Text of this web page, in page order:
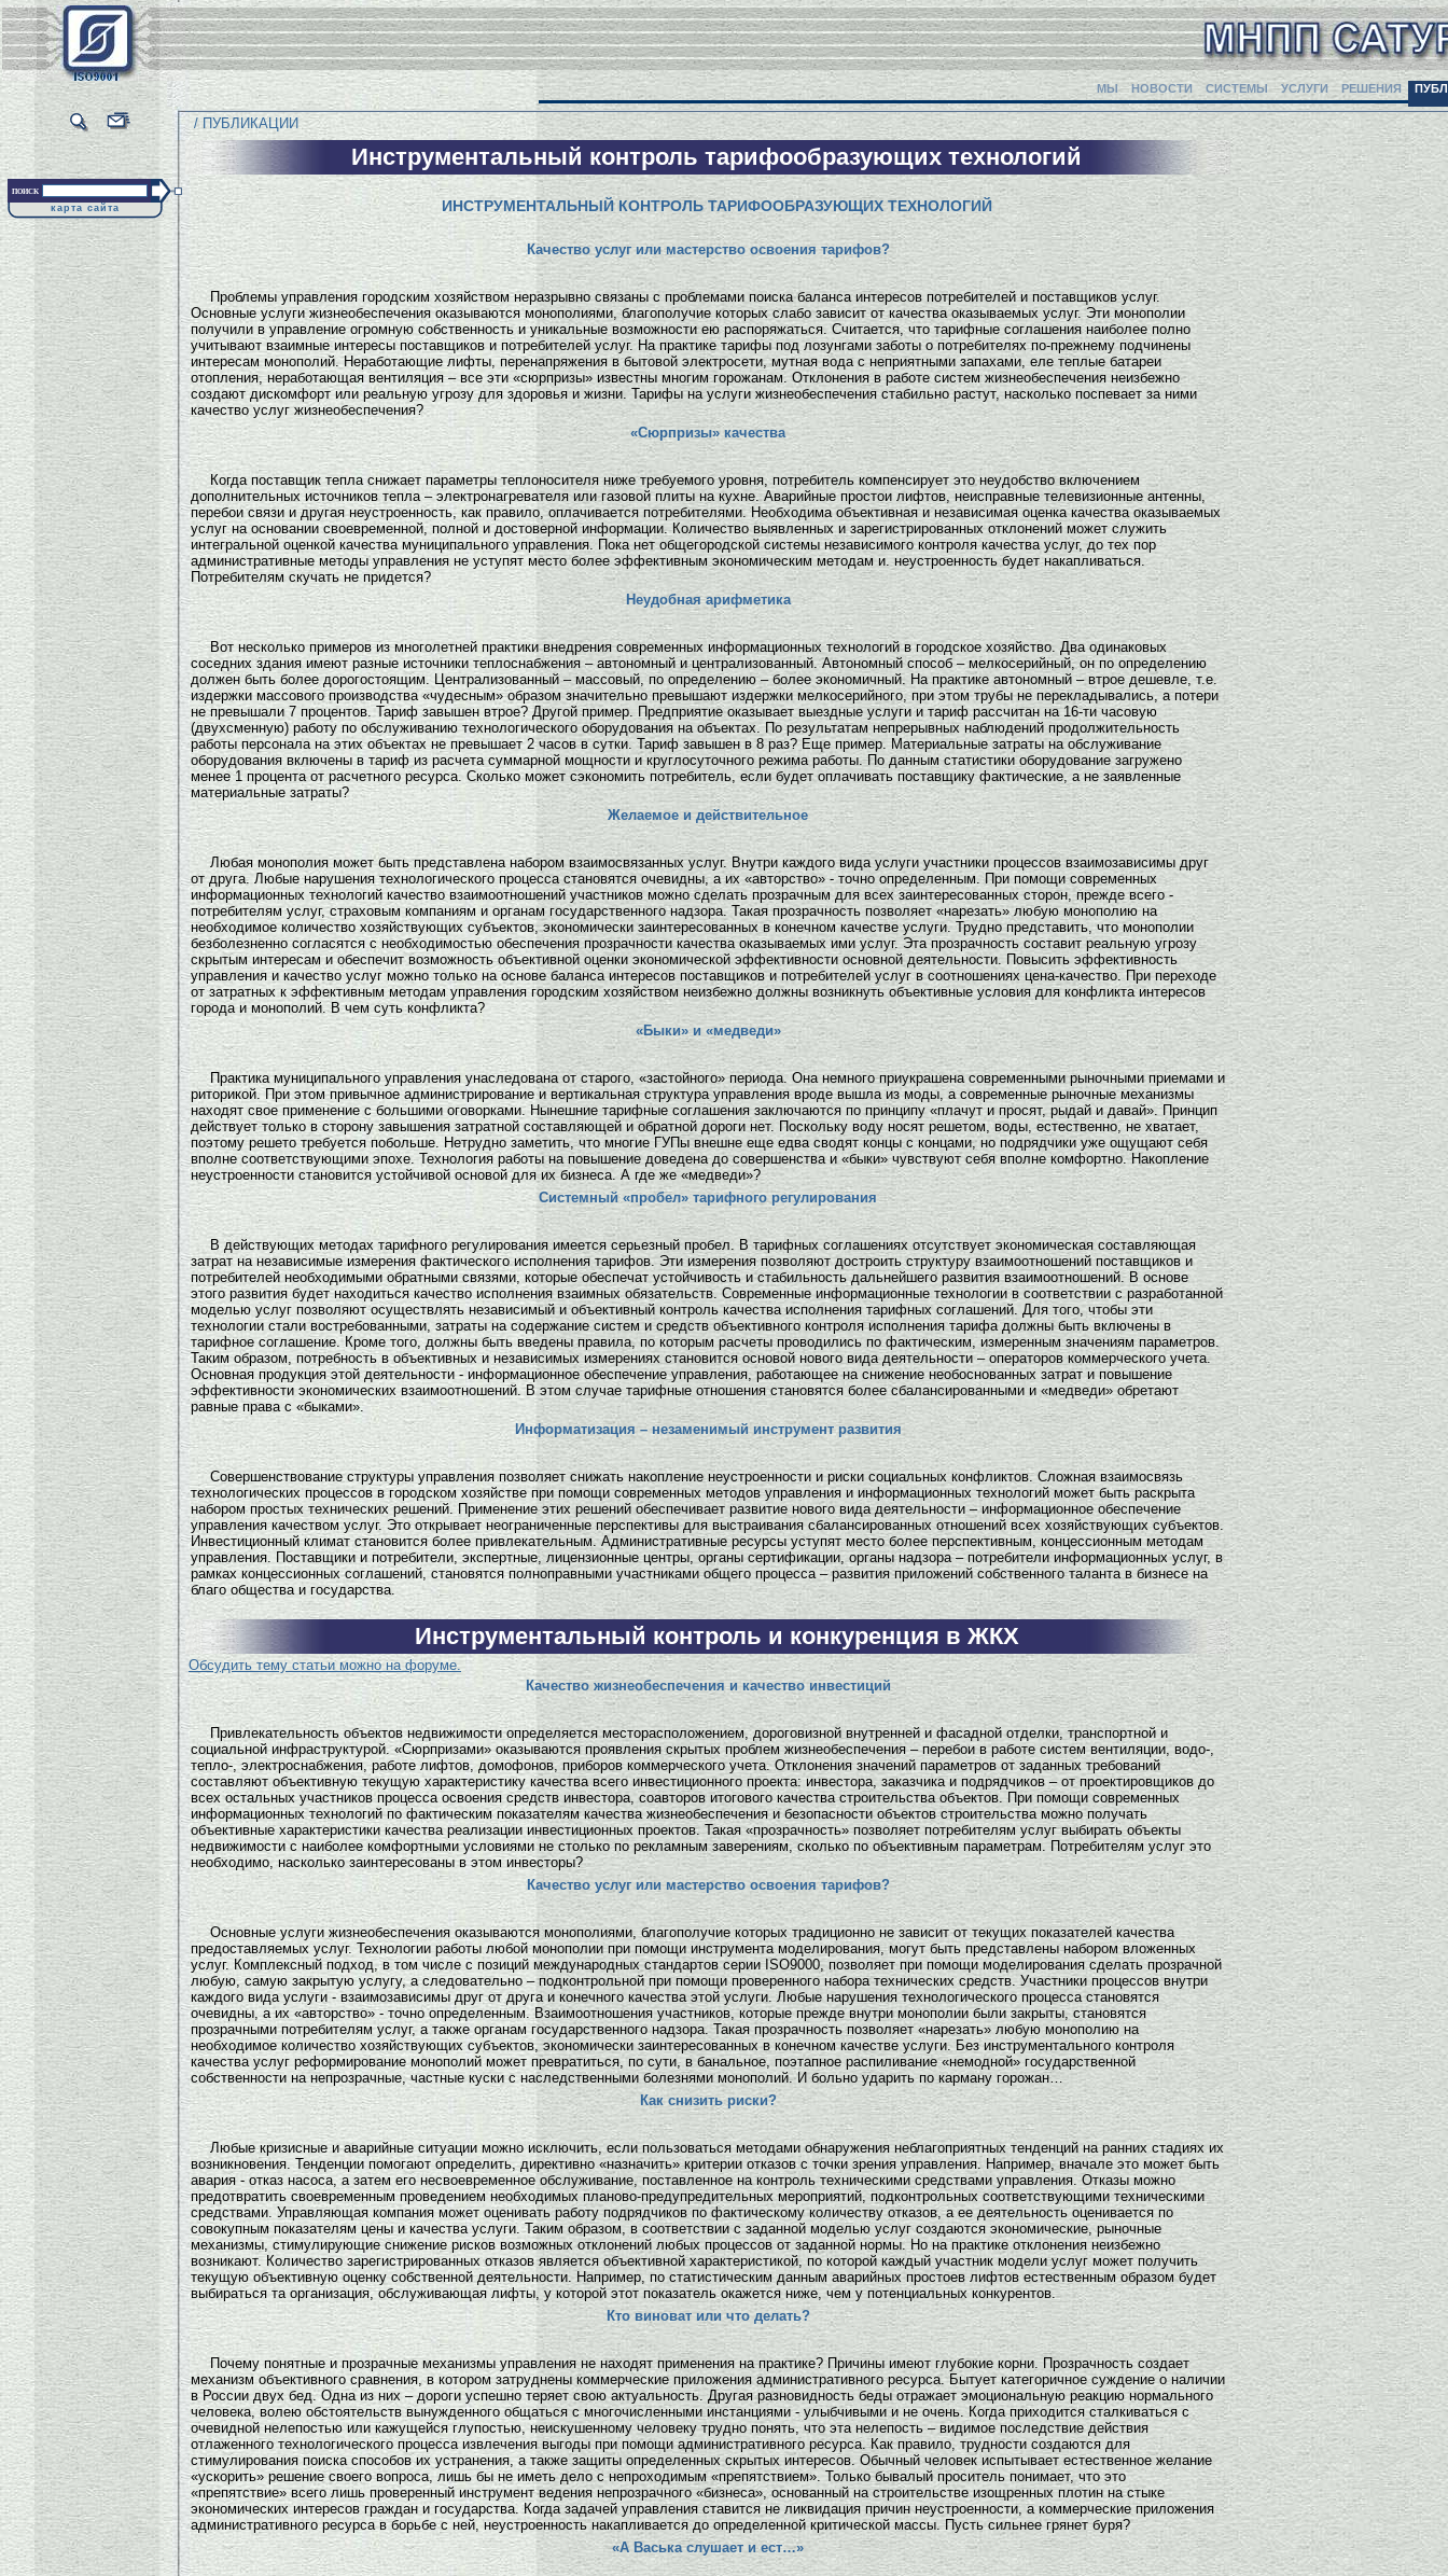
МЫ НОВОСТИ СИСТЕМЫ УСЛУГИ РЕШЕНИЯ
/ ПУБЛИКАЦИИ
поиск
карта сайта
Инструментальный контроль тарифообразующих технологий
ИНСТРУМЕНТАЛЬНЫЙ КОНТРОЛЬ ТАРИФООБРАЗУЮЩИХ ТЕХНОЛОГИЙ
Качество услуг или мастерство освоения тарифов?
Проблемы управления городским хозяйством неразрывно связаны с проблемами поиска баланса интересов потребителей и поставщиков услуг.
Основные услуги жизнеобеспечения оказываются монополиями, благополучие которых слабо зависит от качества оказываемых услуг. Эти монополии
получили в управление огромную собственность и уникальные возможности ею распоряжаться. Считается, что тарифные соглашения наиболее полно
учитывают взаимные интересы поставщиков и потребителей услуг. На практике тарифы под лозунгами заботы о потребителях по-прежнему подчинены
интересам монополий. Неработающие лифты, перенапряжения в бытовой электросети, мутная вода с неприятными запахами, еле теплые батареи
отопления, неработающая вентиляция – все эти «сюрпризы» известны многим горожанам. Отклонения в работе систем жизнеобеспечения неизбежно
создают дискомфорт или реальную угрозу для здоровья и жизни. Тарифы на услуги жизнеобеспечения стабильно растут, насколько поспевает за ними
качество услуг жизнеобеспечения?
«Сюрпризы» качества
Когда поставщик тепла снижает параметры теплоносителя ниже требуемого уровня, потребитель компенсирует это неудобство включением
дополнительных источников тепла – электронагревателя или газовой плиты на кухне. Аварийные простои лифтов, неисправные телевизионные антенны,
перебои связи и другая неустроенность, как правило, оплачивается потребителями. Необходима объективная и независимая оценка качества оказываемых
услуг на основании своевременной, полной и достоверной информации. Количество выявленных и зарегистрированных отклонений может служить
интегральной оценкой качества муниципального управления. Пока нет общегородской системы независимого контроля качества услуг, до тех пор
административные методы управления не уступят место более эффективным экономическим методам и. неустроенность будет накапливаться.
Потребителям скучать не придется?
Неудобная арифметика
Вот несколько примеров из многолетней практики внедрения современных информационных технологий в городское хозяйство. Два одинаковых
соседних здания имеют разные источники теплоснабжения – автономный и централизованный. Автономный способ – мелкосерийный, он по определению
должен быть более дорогостоящим. Централизованный – массовый, по определению – более экономичный. На практике автономный – втрое дешевле, т.е.
издержки массового производства «чудесным» образом значительно превышают издержки мелкосерийного, при этом трубы не перекладывались, а потери
не превышали 7 процентов. Тариф завышен втрое? Другой пример. Предприятие оказывает выездные услуги и тариф рассчитан на 16-ти часовую
(двухсменную) работу по обслуживанию технологического оборудования на объектах. По результатам непрерывных наблюдений продолжительность
работы персонала на этих объектах не превышает 2 часов в сутки. Тариф завышен в 8 раз? Еще пример. Материальные затраты на обслуживание
оборудования включены в тариф из расчета суммарной мощности и круглосуточного режима работы. По данным статистики оборудование загружено
менее 1 процента от расчетного ресурса. Сколько может сэкономить потребитель, если будет оплачивать поставщику фактические, а не заявленные
материальные затраты?
Желаемое и действительное
Любая монополия может быть представлена набором взаимосвязанных услуг. Внутри каждого вида услуги участники процессов взаимозависимы друг
от друга. Любые нарушения технологического процесса становятся очевидны, а их «авторство» - точно определенным. При помощи современных
информационных технологий качество взаимоотношений участников можно сделать прозрачным для всех заинтересованных сторон, прежде всего -
потребителям услуг, страховым компаниям и органам государственного надзора. Такая прозрачность позволяет «нарезать» любую монополию на
необходимое количество хозяйствующих субъектов, экономически заинтересованных в конечном качестве услуги. Трудно представить, что монополии
безболезненно согласятся с необходимостью обеспечения прозрачности качества оказываемых ими услуг. Эта прозрачность составит реальную угрозу
скрытым интересам и обеспечит возможность объективной оценки экономической эффективности основной деятельности. Повысить эффективность
управления и качество услуг можно только на основе баланса интересов поставщиков и потребителей услуг в соотношениях цена-качество. При переходе
от затратных к эффективным методам управления городским хозяйством неизбежно должны возникнуть объективные условия для конфликта интересов
города и монополий. В чем суть конфликта?
«Быки» и «медведи»
Практика муниципального управления унаследована от старого, «застойного» периода. Она немного приукрашена современными рыночными приемами и
риторикой. При этом привычное администрирование и вертикальная структура управления вроде вышла из моды, а современные рыночные механизмы
находят свое применение с большими оговорками. Нынешние тарифные соглашения заключаются по принципу «плачут и просят, рыдай и давай». Принцип
действует только в сторону завышения затратной составляющей и обратной дороги нет. Поскольку воду носят решетом, воды, естественно, не хватает,
поэтому решето требуется побольше. Нетрудно заметить, что многие ГУПы внешне еще едва сводят концы с концами, но подрядчики уже ощущают себя
вполне соответствующими эпохе. Технология работы на повышение доведена до совершенства и «быки» чувствуют себя вполне комфортно. Накопление
неустроенности становится устойчивой основой для их бизнеса. А где же «медведи»?
Системный «пробел» тарифного регулирования
В действующих методах тарифного регулирования имеется серьезный пробел. В тарифных соглашениях отсутствует экономическая составляющая
затрат на независимые измерения фактического исполнения тарифов. Эти измерения позволяют достроить структуру взаимоотношений поставщиков и
потребителей необходимыми обратными связями, которые обеспечат устойчивость и стабильность дальнейшего развития взаимоотношений. В основе
этого развития будет находиться качество исполнения взаимных обязательств. Современные информационные технологии в соответствии с разработанной
моделью услуг позволяют осуществлять независимый и объективный контроль качества исполнения тарифных соглашений. Для того, чтобы эти
технологии стали востребованными, затраты на содержание систем и средств объективного контроля исполнения тарифа должны быть включены в
тарифное соглашение. Кроме того, должны быть введены правила, по которым расчеты проводились по фактическим, измеренным значениям параметров.
Таким образом, потребность в объективных и независимых измерениях становится основой нового вида деятельности – операторов коммерческого учета.
Основная продукция этой деятельности - информационное обеспечение управления, работающее на снижение необоснованных затрат и повышение
эффективности экономических взаимоотношений. В этом случае тарифные отношения становятся более сбалансированными и «медведи» обретают
равные права с «быками».
Информатизация – незаменимый инструмент развития
Совершенствование структуры управления позволяет снижать накопление неустроенности и риски социальных конфликтов. Сложная взаимосвязь
технологических процессов в городском хозяйстве при помощи современных методов управления и информационных технологий может быть раскрыта
набором простых технических решений. Применение этих решений обеспечивает развитие нового вида деятельности – информационное обеспечение
управления качеством услуг. Это открывает неограниченные перспективы для выстраивания сбалансированных отношений всех хозяйствующих субъектов.
Инвестиционный климат становится более привлекательным. Административные ресурсы уступят место более перспективным, концессионным методам
управления. Поставщики и потребители, экспертные, лицензионные центры, органы сертификации, органы надзора – потребители информационных услуг, в
рамках концессионных соглашений, становятся полноправными участниками общего процесса – развития приложений собственного таланта в бизнесе на
благо общества и государства.
Инструментальный контроль и конкуренция в ЖКХ
Обсудить тему статьи можно на форуме.
Качество жизнеобеспечения и качество инвестиций
Привлекательность объектов недвижимости определяется месторасположением, дороговизной внутренней и фасадной отделки, транспортной и
социальной инфраструктурой. «Сюрпризами» оказываются проявления скрытых проблем жизнеобеспечения – перебои в работе систем вентиляции, водо-,
тепло-, электроснабжения, работе лифтов, домофонов, приборов коммерческого учета. Отклонения значений параметров от заданных требований
составляют объективную текущую характеристику качества всего инвестиционного проекта: инвестора, заказчика и подрядчиков – от проектировщиков до
всех остальных участников процесса освоения средств инвестора, соавторов итогового качества строительства объектов. При помощи современных
информационных технологий по фактическим показателям качества жизнеобеспечения и безопасности объектов строительства можно получать
объективные характеристики качества реализации инвестиционных проектов. Такая «прозрачность» позволяет потребителям услуг выбирать объекты
недвижимости с наиболее комфортными условиями не столько по рекламным заверениям, сколько по объективным параметрам. Потребителям услуг это
необходимо, насколько заинтересованы в этом инвесторы?
Качество услуг или мастерство освоения тарифов?
Основные услуги жизнеобеспечения оказываются монополиями, благополучие которых традиционно не зависит от текущих показателей качества
предоставляемых услуг. Технологии работы любой монополии при помощи инструмента моделирования, могут быть представлены набором вложенных
услуг. Комплексный подход, в том числе с позиций международных стандартов серии ISO9000, позволяет при помощи моделирования сделать прозрачной
любую, самую закрытую услугу, а следовательно – подконтрольной при помощи проверенного набора технических средств. Участники процессов внутри
каждого вида услуги - взаимозависимы друг от друга и конечного качества этой услуги. Любые нарушения технологического процесса становятся
очевидны, а их «авторство» - точно определенным. Взаимоотношения участников, которые прежде внутри монополии были закрыты, становятся
прозрачными потребителям услуг, а также органам государственного надзора. Такая прозрачность позволяет «нарезать» любую монополию на
необходимое количество хозяйствующих субъектов, экономически заинтересованных в конечном качестве услуги. Без инструментального контроля
качества услуг реформирование монополий может превратиться, по сути, в банальное, поэтапное распиливание «немодной» государственной
собственности на непрозрачные, частные куски с наследственными болезнями монополий. И больно ударить по карману горожан…
Как снизить риски?
Любые кризисные и аварийные ситуации можно исключить, если пользоваться методами обнаружения неблагоприятных тенденций на ранних стадиях их
возникновения. Тенденции помогают определить, директивно «назначить» критерии отказов с точки зрения управления. Например, вначале это может быть
авария - отказ насоса, а затем его несвоевременное обслуживание, поставленное на контроль техническими средствами управления. Отказы можно
предотвратить своевременным проведением необходимых планово-предупредительных мероприятий, подконтрольных соответствующими техническими
средствами. Управляющая компания может оценивать работу подрядчиков по фактическому количеству отказов, а ее деятельность оценивается по
совокупным показателям цены и качества услуги. Таким образом, в соответствии с заданной моделью услуг создаются экономические, рыночные
механизмы, стимулирующие снижение рисков возможных отклонений любых процессов от заданной нормы. Но на практике отклонения неизбежно
возникают. Количество зарегистрированных отказов является объективной характеристикой, по которой каждый участник модели услуг может получить
текущую объективную оценку собственной деятельности. Например, по статистическим данным аварийных простоев лифтов естественным образом будет
выбираться та организация, обслуживающая лифты, у которой этот показатель окажется ниже, чем у потенциальных конкурентов.
Кто виноват или что делать?
Почему понятные и прозрачные механизмы управления не находят применения на практике? Причины имеют глубокие корни. Прозрачность создает
механизм объективного сравнения, в котором затруднены коммерческие приложения административного ресурса. Бытует категоричное суждение о наличии
в России двух бед. Одна из них – дороги успешно теряет свою актуальность. Другая разновидность беды отражает эмоциональную реакцию нормального
человека, волею обстоятельств вынужденного общаться с многочисленными инстанциями - улыбчивыми и не очень. Когда приходится сталкиваться с
очевидной нелепостью или кажущейся глупостью, неискушенному человеку трудно понять, что эта нелепость – видимое последствие действия
отлаженного технологического процесса извлечения выгоды при помощи административного ресурса. Как правило, трудности создаются для
стимулирования поиска способов их устранения, а также защиты определенных скрытых интересов. Обычный человек испытывает естественное желание
«ускорить» решение своего вопроса, лишь бы не иметь дело с непроходимым «препятствием». Только бывалый проситель понимает, что это
«препятствие» всего лишь проверенный инструмент ведения непрозрачного «бизнеса», основанный на строительстве изощренных плотин на стыке
экономических интересов граждан и государства. Когда задачей управления ставится не ликвидация причин неустроенности, а коммерческие приложения
административного ресурса в борьбе с ней, неустроенность накапливается до определенной критической массы. Пусть сильнее грянет буря?
«А Васька слушает и ест…»